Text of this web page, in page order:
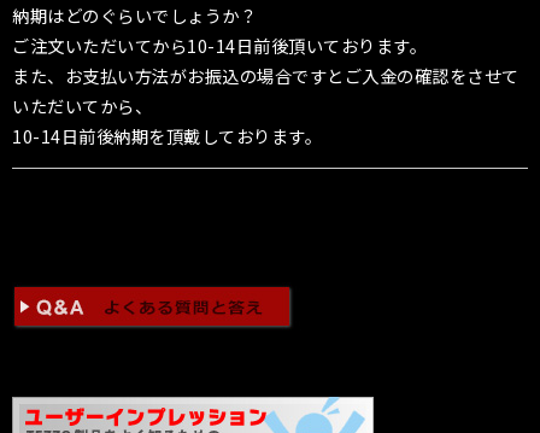
納期はどのぐらいでしょうか？
ご注文いただいてから10-14日前後頂いております。
また、お支払い方法がお振込の場合ですとご入金の確認をさせて
いただいてから、
10-14日前後納期を頂戴しております。